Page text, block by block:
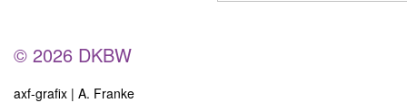
© 2026 DKBW
axf-grafix | A. Franke